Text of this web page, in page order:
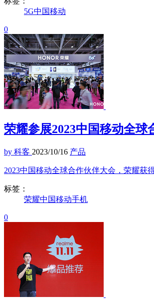
5G中国移动
0
荣耀参展2023中国移动全
by 科客 2023/10/16 产品
2023中国移动全球合作伙伴大会，荣耀获
标签：
荣耀中国移动手机
0